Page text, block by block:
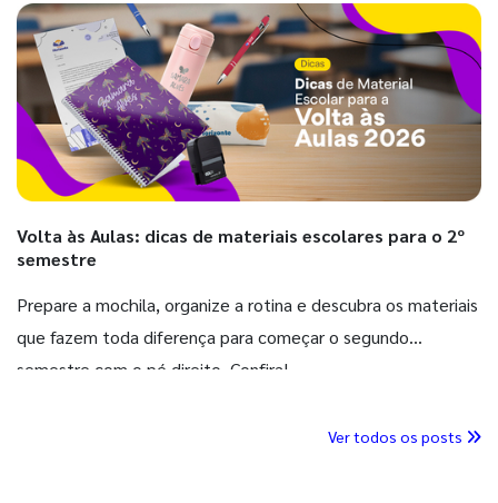
Volta às Aulas: dicas de materiais escolares para o 2º
semestre
Prepare a mochila, organize a rotina e descubra os materiais
que fazem toda diferença para começar o segundo
semestre com o pé direito. Confira!
Ver todos os posts